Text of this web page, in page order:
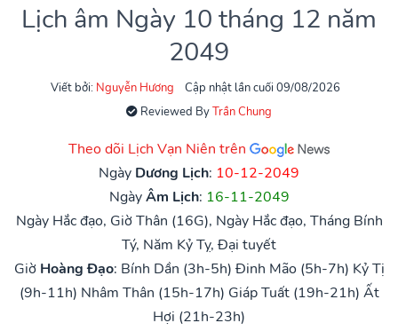
Lịch âm Ngày 10 tháng 12 năm
2049
Viết bởi: Nguyễn Hương
Cập nhật lần cuối 09/08/2026
Reviewed ByTrần Chung
Theo dõi Lịch Vạn Niên trên
Ngày Dương Lịch: 10-12-2049
NgàyÂm Lịch: 16-11-2049
Ngày Hắc đạo, Giờ Thân (16G), Ngày Hắc đạo, Tháng Bính
Tý, Năm Kỷ Tỵ, Đại tuyết
Giờ Hoàng Đạo: Bính Dần (3h-5h) Đinh Mão (5h-7h) Kỷ Tị
(9h-11h) Nhâm Thân (15h-17h) Giáp Tuất (19h-21h) Ất
Hợi (21h-23h)